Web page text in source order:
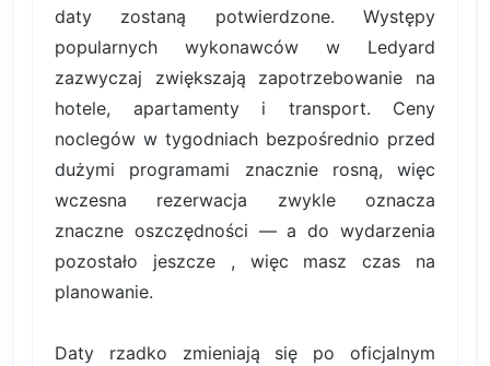
daty zostaną potwierdzone. Występy
popularnych wykonawców w Ledyard
zazwyczaj zwiększają zapotrzebowanie na
hotele, apartamenty i transport. Ceny
noclegów w tygodniach bezpośrednio przed
dużymi programami znacznie rosną, więc
wczesna rezerwacja zwykle oznacza
znaczne oszczędności — a do wydarzenia
pozostało jeszcze , więc masz czas na
planowanie.
Daty rzadko zmieniają się po oficjalnym